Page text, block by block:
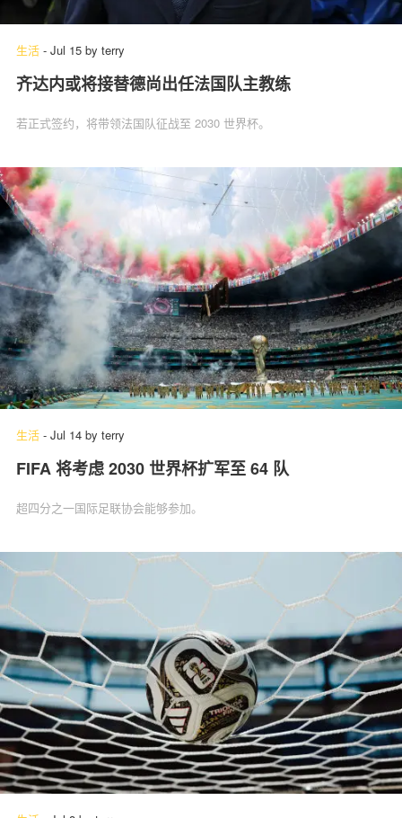
生活 - Jul 15 by terry
齐达内或将接替德尚出任法国队主教练
若正式签约，将带领法国队征战至 2030 世界杯。
生活 - Jul 14 by terry
FIFA 将考虑 2030 世界杯扩军至 64 队
超四分之一国际足联协会能够参加。